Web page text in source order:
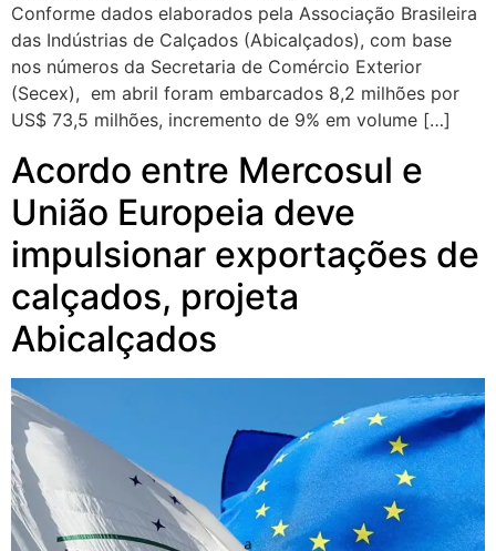
Conforme dados elaborados pela Associação Brasileira
das Indústrias de Calçados (Abicalçados), com base
nos números da Secretaria de Comércio Exterior
(Secex), em abril foram embarcados 8,2 milhões por
US$ 73,5 milhões, incremento de 9% em volume […]
Acordo entre Mercosul e
União Europeia deve
impulsionar exportações de
calçados, projeta
Abicalçados